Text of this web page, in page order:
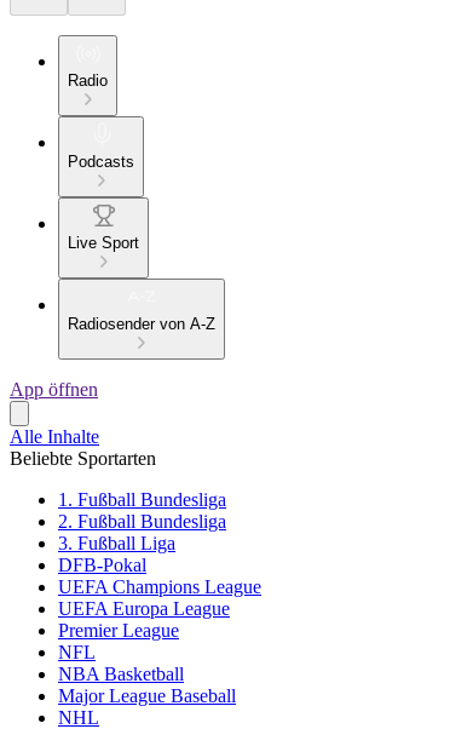
Radio
Podcasts
Live Sport
Radiosender von A-Z
App öffnen
Alle Inhalte
Beliebte Sportarten
1. Fußball Bundesliga
2. Fußball Bundesliga
3. Fußball Liga
DFB-Pokal
UEFA Champions League
UEFA Europa League
Premier League
NFL
NBA Basketball
Major League Baseball
NHL